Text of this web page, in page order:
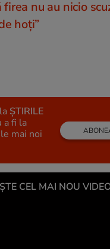
nu au nicio
hoți”
ȘTIRILE
a fi la
mai noi
CEL MAI NOU